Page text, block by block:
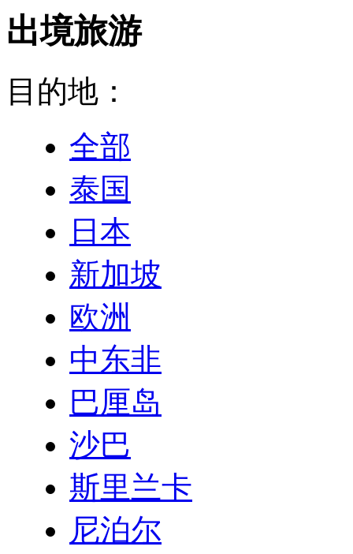
出境旅游
目的地：
全部
泰国
日本
新加坡
欧洲
中东非
巴厘岛
沙巴
斯里兰卡
尼泊尔